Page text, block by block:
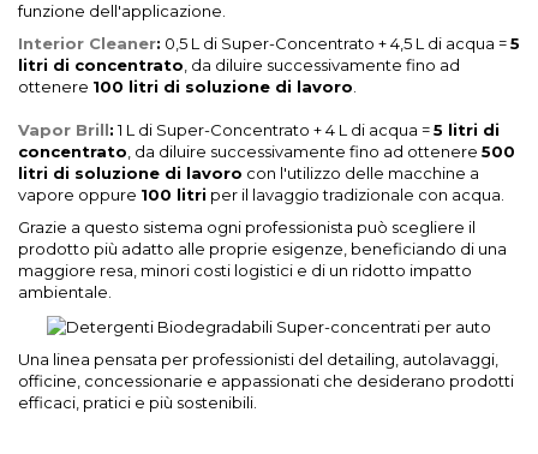
funzione dell'applicazione.
Interior Cleaner: 0,5 L di Super-Concentrato + 4,5 L di acqua =5
litri di concentrato , da diluire successivamente fino ad
ottenere 100 litri di soluzione di lavoro
Vapor Brill:1 L di Super-Concentrato + 4 L di acqua =5 litri di
concentrato , da diluire successivamente fino ad ottenere 500
litri di soluzione di lavoro con l'utilizzo delle macchine a
vapore oppure 100 litri per il lavaggio tradizionale con acqua.
Grazie a questo sistema ogni professionista può scegliere il
prodotto più adatto alle proprie esigenze, beneficiando di una
maggiore resa, minori costi logistici e di un ridotto impatto
ambientale.
Una linea pensata per professionisti del detailing, autolavaggi,
officine, concessionarie e appassionati che desiderano prodotti
efficaci, pratici e più sostenibili.